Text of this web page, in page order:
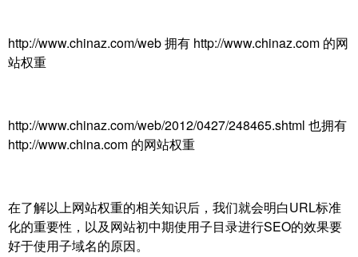
http://www.chinaz.com/web 拥有 http://www.chinaz.com 的网
站权重
http://www.chinaz.com/web/2012/0427/248465.shtml 也拥有
http://www.china.com 的网站权重
在了解以上网站权重的相关知识后，我们就会明白URL标准
化的重要性，以及网站初中期使用子目录进行SEO的效果要
好于使用子域名的原因。